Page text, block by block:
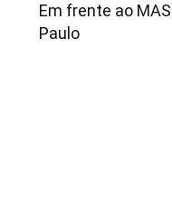
Em frente ao
Paulo